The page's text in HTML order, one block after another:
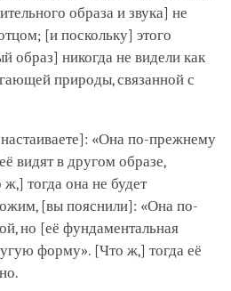
образа и звука] не
[и поскольку] этого
образ] никогда не видели как
природы, связанной с
«Она по-прежнему
видят в другом образе,
тогда она не будет
[вы пояснили]: «Она по-
но [её фундаментальная
форму». [Что ж,] тогда её